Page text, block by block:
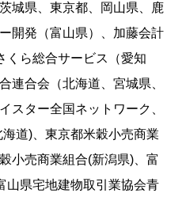
城県、東京都、岡山県、鹿
開発（富山県）、加藤会計
くら総合サービス（愛知
連合会（北海道、宮城県、
スター全国ネットワーク、
道)、東京都米穀小売商業
小売商業組合(新潟県)、富
山県宅地建物取引業協会青